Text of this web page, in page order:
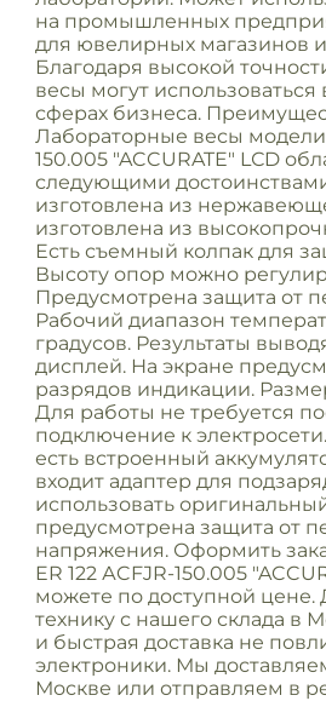
на промышленных
для ювелирных магазинов
Благодаря высокой
весы могут
сферах бизнеса.
Лабораторные весы модели
150.005 "ACCURATE" LСD
следующими
изготовлена из
изготовлена из
Есть съемный колпак для
Высоту опор можно
Предусмотрена защита от
Рабочий диапазон
градусов. Результаты
дисплей. На экране
разрядов индикации.
Для работы не требуется
подключение к
есть встроенный
входит адаптер для
использовать
предусмотрена защита от
напряжения. Оформить
ER 122 АCFJR-150.005
можете по доступной цене.
технику с нашего склада в
и быстрая доставка не
электроники. Мы
Москве или отправляем в